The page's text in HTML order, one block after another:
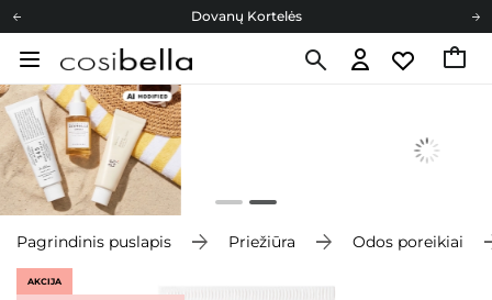
Dovanų Kortelės
Cosibella lojalumo programa
Pagrindinis puslapis Priežiūra Odos poreikiai
AKCIJA